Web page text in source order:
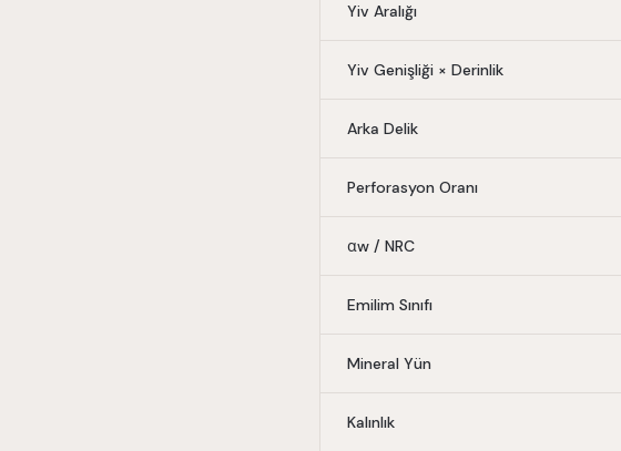
Yiv Aralığı
Yiv Genişliği × Derinlik
Arka Delik
Perforasyon Oranı
αw / NRC
Emilim Sınıfı
Mineral Yün
Kalınlık